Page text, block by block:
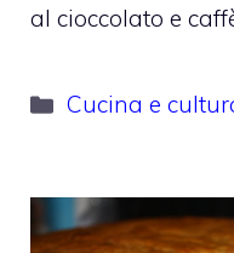
al cioccolato e
Categorie
Cucina e